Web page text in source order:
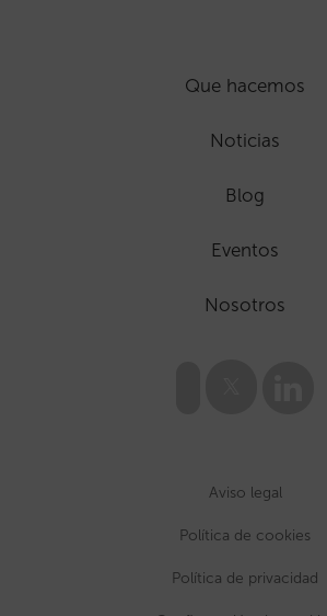
Que hacemos
Noticias
Blog
Eventos
Nosotros
Aviso legal
Política de cookies
Política de privacidad